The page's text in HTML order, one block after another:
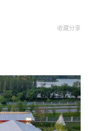
收藏分享